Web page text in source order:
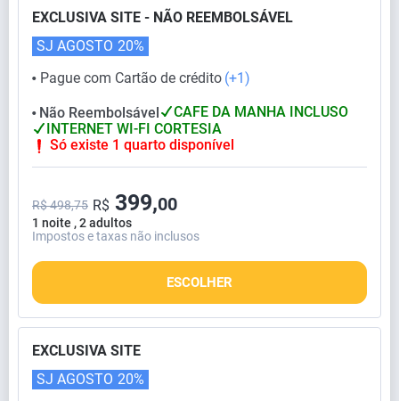
EXCLUSIVA SITE - NÃO REEMBOLSÁVEL
⬤ Pague com Cartão de crédito (+1)
SJ AGOSTO 20%
⬤ Não Reembolsável
CAFE DA MANHA INCLUSO
INTERNET WI-FI CORTESIA
Só existe 1 quarto disponível
1 noite , 2 adultos
R$ 498,75 R$ 399,00
Impostos e taxas não inclusos
ESCOLHER
EXCLUSIVA SITE
SJ AGOSTO 20%